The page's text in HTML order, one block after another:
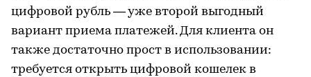
цифровой рубль — уже второй выгодный
вариант приема платежей. Для клиента он
также достаточно прост в использовании:
требуется открыть цифровой кошелек в